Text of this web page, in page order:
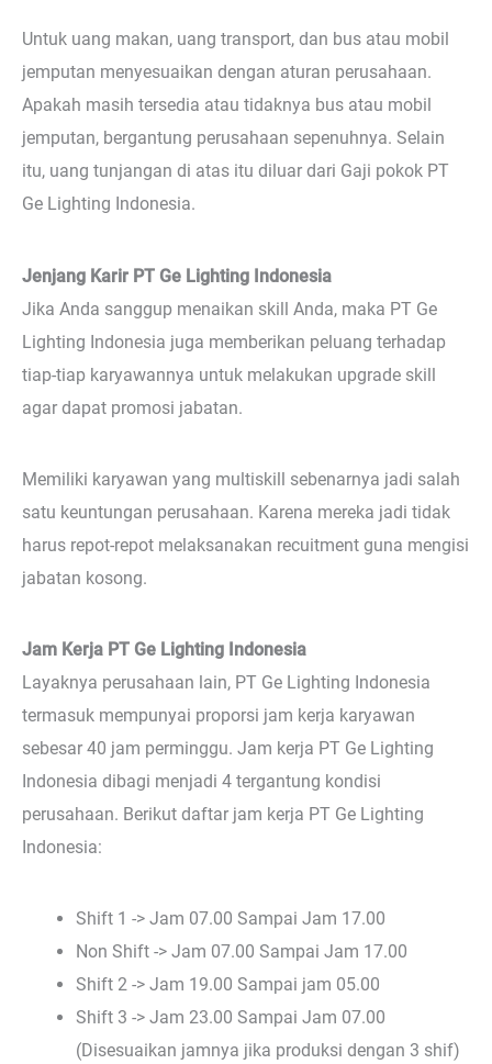
Untuk uang makan, uang transport, dan bus atau mobil
jemputan menyesuaikan dengan aturan perusahaan.
Apakah masih tersedia atau tidaknya bus atau mobil
jemputan, bergantung perusahaan sepenuhnya. Selain
itu, uang tunjangan di atas itu diluar dari Gaji pokok PT
Ge Lighting Indonesia.
Jenjang Karir PT Ge Lighting Indonesia
Jika Anda sanggup menaikan skill Anda, maka PT Ge
Lighting Indonesia juga memberikan peluang terhadap
tiap-tiap karyawannya untuk melakukan upgrade skill
agar dapat promosi jabatan.
Memiliki karyawan yang multiskill sebenarnya jadi salah
satu keuntungan perusahaan. Karena mereka jadi tidak
harus repot-repot melaksanakan recuitment guna mengisi
jabatan kosong.
Jam Kerja PT Ge Lighting Indonesia
Layaknya perusahaan lain, PT Ge Lighting Indonesia
termasuk mempunyai proporsi jam kerja karyawan
sebesar 40 jam perminggu. Jam kerja PT Ge Lighting
Indonesia dibagi menjadi 4 tergantung kondisi
perusahaan. Berikut daftar jam kerja PT Ge Lighting
Indonesia:
Shift 1 -> Jam 07.00 Sampai Jam 17.00
Non Shift -> Jam 07.00 Sampai Jam 17.00
Shift 2 -> Jam 19.00 Sampai jam 05.00
Shift 3 -> Jam 23.00 Sampai Jam 07.00
(Disesuaikan jamnya jika produksi dengan 3 shif)